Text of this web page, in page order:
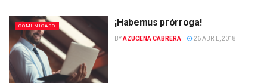
COMUNICADO ¡Habemus prórroga!
BYAZUCENA CABRERA 26 ABRIL, 2018